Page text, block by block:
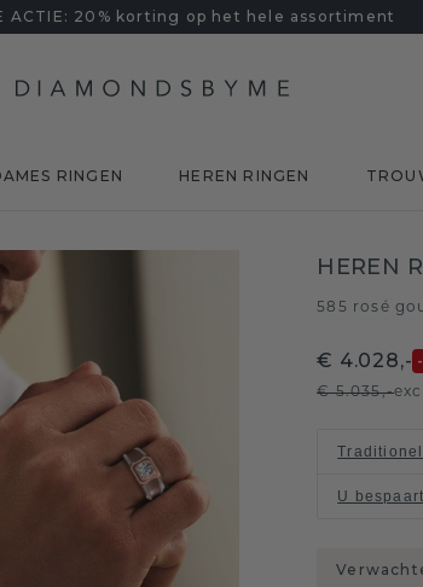
ACTIE: 20% korting op het hele assortiment
RINGEN HEREN RINGEN
HEREN
585 rosé
€ 4.028,-
€ 5.035,-
U bespaart